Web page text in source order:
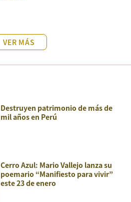
VER MÁS
Destruyen patrimonio de más de
mil años en Perú
Cerro Azul: Mario Vallejo lanza su
poemario “Manifiesto para vivir”
este 23 de enero